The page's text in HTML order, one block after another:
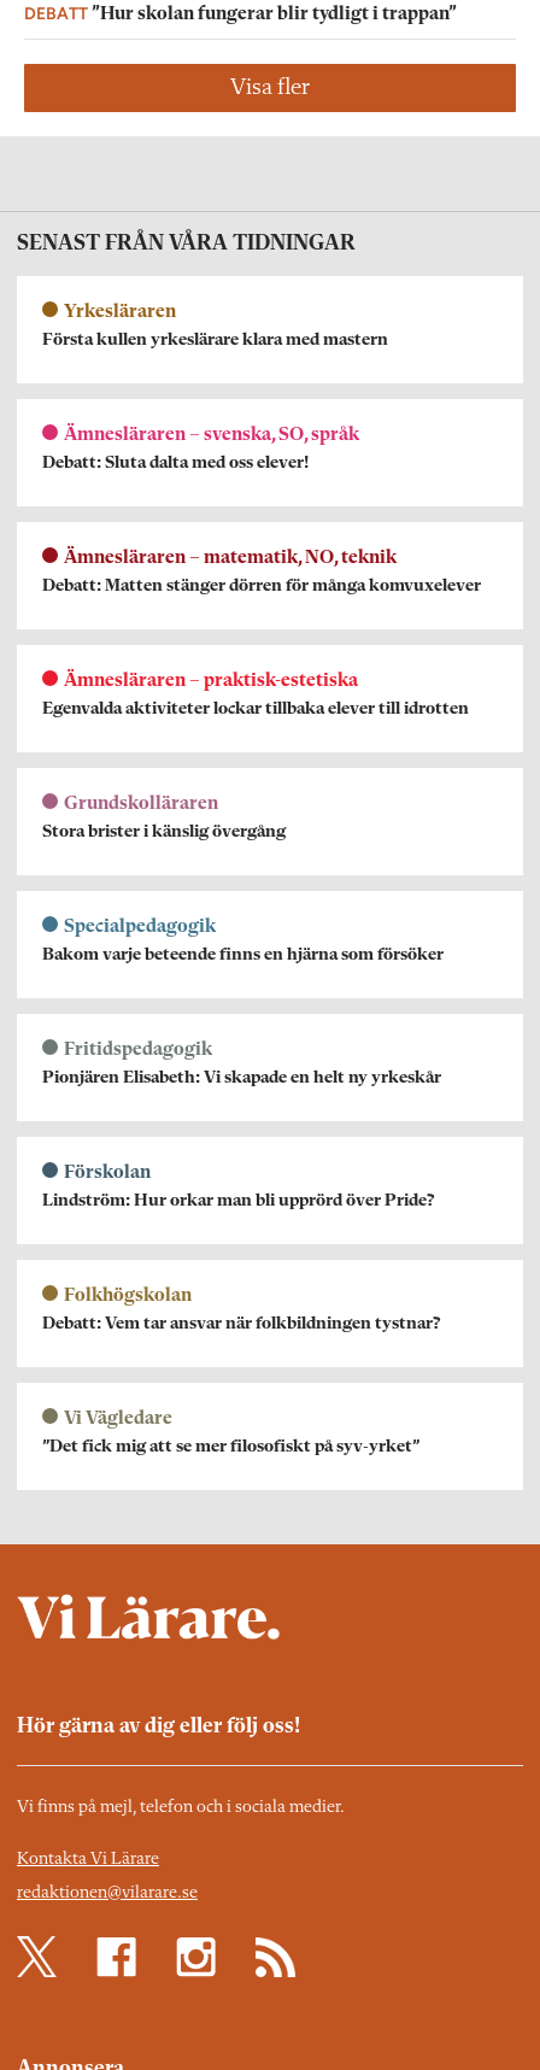
DEBATT”Hur skolan fungerar blir tydligt i trappan”
Visa fler
SENAST FRÅN VÅRA TIDNINGAR
Yrkesläraren
Första kullen yrkeslärare klara med mastern
Ämnesläraren – svenska, SO, språk
Debatt: Sluta dalta med oss elever!
Ämnesläraren – matematik, NO, teknik
Debatt: Matten stänger dörren för många komvuxelever
Ämnesläraren – praktisk-estetiska
Egenvalda aktiviteter lockar tillbaka elever till idrotten
Grundskolläraren
Stora brister i känslig övergång
Specialpedagogik
Bakom varje beteende finns en hjärna som försöker
Fritidspedagogik
Pionjären Elisabeth: Vi skapade en helt ny yrkeskår
Förskolan
Lindström: Hur orkar man bli upprörd över Pride?
Folkhögskolan
Debatt: Vem tar ansvar när folkbildningen tystnar?
Vi Vägledare
”Det fick mig att se mer filosofiskt på syv-yrket”
Hör gärna av dig eller följ oss!
Vi finns på mejl, telefon och i sociala medier.
Kontakta Vi Lärare
redaktionen@vilarare.se